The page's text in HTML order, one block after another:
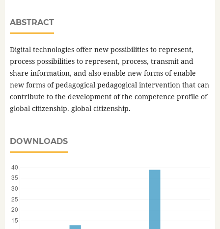
ABSTRACT
Digital technologies offer new possibilities to represent,
process possibilities to represent, process, transmit and
share information, and also enable new forms of enable
new forms of pedagogical pedagogical intervention that can
contribute to the development of the competence profile of
global citizenship. global citizenship.
DOWNLOADS